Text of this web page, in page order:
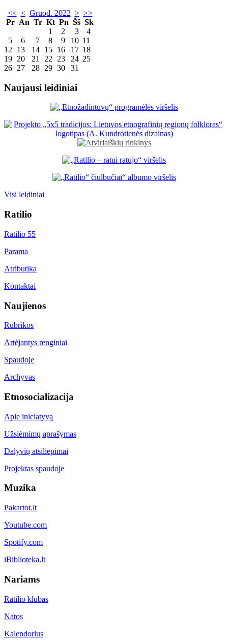
<< < Gruod. 2022 > >>
Pr An Tr Kt Pn Šš Sk
1
2 3
4
5
6 7 8 9 10 11
12
13 14 15 16 17 18
19 20 21 22 23 24 25
26 27 28 29 30 31
Naujausi leidiniai
Visi leidiniai
Ratilio
Ratilio 55
Parama
Atributika
Kontaktai
Naujienos
Rubrikos
Artėjantys renginiai
Spaudoje
Archyvas
Etnosocializacija
Apie iniciatyvą
Užsiėmimų aprašymas
Dalyvių atsiliepimai
Projektas spaudoje
Muzika
Pakartot.lt
Youtube.com
Spotify.com
iBiblioteka.lt
Nariams
Ratilio klubas
Natos
Kalendorius